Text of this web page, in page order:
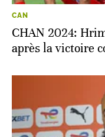
CAN
CHAN 2024:
après la victoire